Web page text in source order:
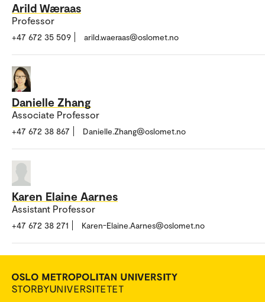
Arild Wæraas
Professor
+47 672 35 509 arild.waeraas@oslomet.no
Danielle Zhang
Associate Professor
+47 672 38 867 Danielle.Zhang@oslomet.no
Karen Elaine Aarnes
Assistant Professor
+47 672 38 271 Karen-Elaine.Aarnes@oslomet.no